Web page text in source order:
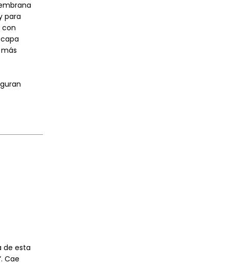
para
con
de esta
Cae